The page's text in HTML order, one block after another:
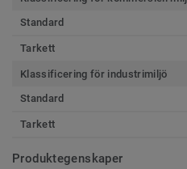
Standard
Tarkett
Klassificering för industrimiljö
Standard
Tarkett
Produktegenskaper